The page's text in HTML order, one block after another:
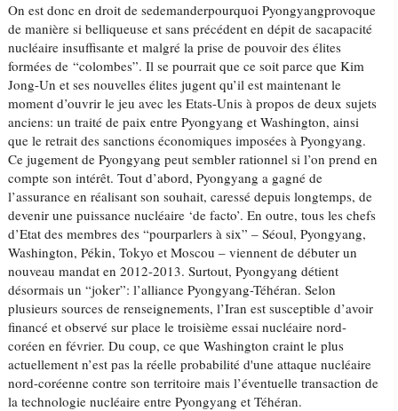
On est donc en droit de sedemanderpourquoi Pyongyangprovoque
de manière si belliqueuse et sans précédent en dépit de sacapacité
nucléaire insuffisante et malgré la prise de pouvoir des élites
formées de “colombes”. Il se pourrait que ce soit parce que Kim
Jong-Un et ses nouvelles élites jugent qu’il est maintenant le
moment d’ouvrir le jeu avec les Etats-Unis à propos de deux sujets
anciens: un traité de paix entre Pyongyang et Washington, ainsi
que le retrait des sanctions économiques imposées à Pyongyang.
Ce jugement de Pyongyang peut sembler rationnel si l’on prend en
compte son intérêt. Tout d’abord, Pyongyang a gagné de
l’assurance en réalisant son souhait, caressé depuis longtemps, de
devenir une puissance nucléaire ‘de facto’. En outre, tous les chefs
d’Etat des membres des “pourparlers à six” – Séoul, Pyongyang,
Washington, Pékin, Tokyo et Moscou – viennent de débuter un
nouveau mandat en 2012-2013. Surtout, Pyongyang détient
désormais un “joker”: l’alliance Pyongyang-Téhéran. Selon
plusieurs sources de renseignements, l’Iran est susceptible d’avoir
financé et observé sur place le troisième essai nucléaire nord-
coréen en février. Du coup, ce que Washington craint le plus
actuellement n’est pas la réelle probabilité d'une attaque nucléaire
nord-coréenne contre son territoire mais l’éventuelle transaction de
la technologie nucléaire entre Pyongyang et Téhéran.